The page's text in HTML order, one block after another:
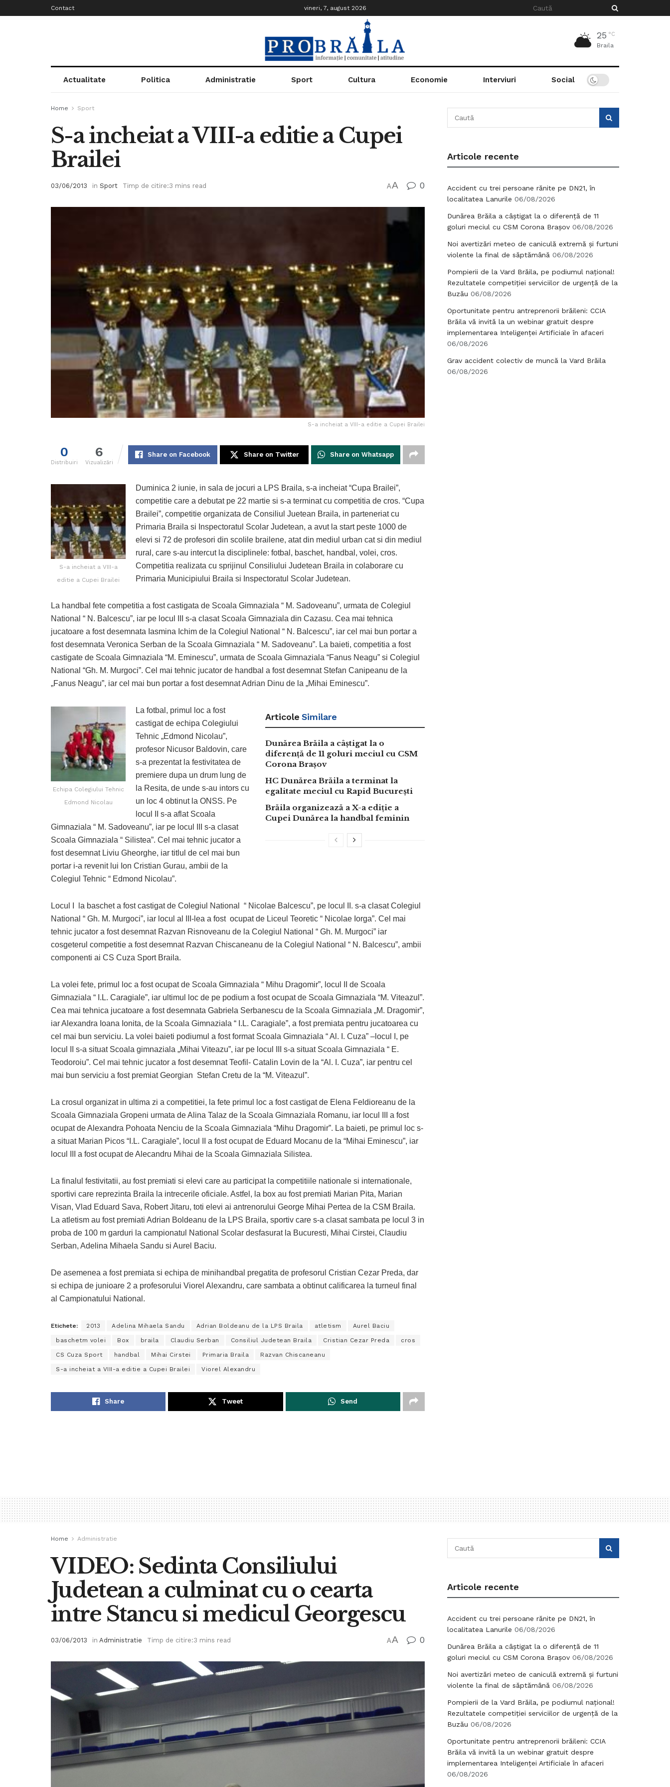
Contact vineri, 7, august 2026
25 °C
Braila
Actualitate Politica Administratie Sport Cultura Economie Interviuri Social
Home Sport
S-a incheiat a VIII-a editie a Cupei
Brailei
03/06/2013 in Sport Timp de citire:3 mins read AA 0
S-a incheiat a VIII-a editie a Cupei Brailei
0
Distribuiri
6
Vizualizări
Share on Facebook Share on Twitter Share on Whatsapp
S-a incheiat a VIII-a
editie a Cupei Brailei
Duminica 2 iunie, in sala de jocuri a LPS Braila, s-a incheiat “Cupa Brailei”,
competitie care a debutat pe 22 martie si s-a terminat cu competitia de cros. “Cupa
Brailei”, competitie organizata de Consiliul Juetean Braila, in parteneriat cu
Primaria Braila si Inspectoratul Scolar Judetean, a avut la start peste 1000 de
elevi si 72 de profesori din scolile brailene, atat din mediul urban cat si din mediul
rural, care s-au intercut la disciplinele: fotbal, baschet, handbal, volei, cros.
Competitia realizata cu sprijinul Consiliului Judetean Braila in colaborare cu
Primaria Municipiului Braila si Inspectoratul Scolar Judetean.
La handbal fete competitia a fost castigata de Scoala Gimnaziala “ M. Sadoveanu”, urmata de Colegiul
National “ N. Balcescu”, iar pe locul III s-a clasat Scoala Gimnaziala din Cazasu. Cea mai tehnica
jucatoare a fost desemnata Iasmina Ichim de la Colegiul National “ N. Balcescu”, iar cel mai bun portar a
fost desemnata Veronica Serban de la Scoala Gimnaziala “ M. Sadoveanu”. La baieti, competitia a fost
castigate de Scoala Gimnaziala “M. Eminescu”, urmata de Scoala Gimnaziala “Fanus Neagu” si Colegiul
National “Gh. M. Murgoci”. Cel mai tehnic jucator de handbal a fost desemnat Stefan Canipeanu de la
„Fanus Neagu”, iar cel mai bun portar a fost desemnat Adrian Dinu de la „Mihai Eminescu”.
Articole Similare
Dunărea Brăila a câștigat la o
diferență de 11 goluri meciul cu CSM
Corona Brașov
HC Dunărea Brăila a terminat la
egalitate meciul cu Rapid București
Brăila organizează a X-a ediție a
Cupei Dunărea la handbal feminin
Echipa Colegiului Tehnic
Edmond Nicolau
La fotbal, primul loc a fost
castigat de echipa Colegiului
Tehnic „Edmond Nicolau”,
profesor Nicusor Baldovin, care
s-a prezentat la festivitatea de
premiere dupa un drum lung de
la Resita, de unde s-au intors cu
un loc 4 obtinut la ONSS. Pe
locul II s-a aflat Scoala
Gimnaziala “ M. Sadoveanu”, iar pe locul III s-a clasat
Scoala Gimnaziala “ Silistea”. Cel mai tehnic jucator a
fost desemnat Liviu Gheorghe, iar titlul de cel mai bun
portar i-a revenit lui Ion Cristian Gurau, ambii de la
Colegiul Tehnic “ Edmond Nicolau”.
Locul I la baschet a fost castigat de Colegiul National “ Nicolae Balcescu”, pe locul II. s-a clasat Colegiul
National “ Gh. M. Murgoci”, iar locul al III-lea a fost ocupat de Liceul Teoretic “ Nicolae Iorga”. Cel mai
tehnic jucator a fost desemnat Razvan Risnoveanu de la Colegiul National “ Gh. M. Murgoci” iar
cosgeterul competitie a fost desemnat Razvan Chiscaneanu de la Colegiul National “ N. Balcescu”, ambii
componenti ai CS Cuza Sport Braila.
La volei fete, primul loc a fost ocupat de Scoala Gimnaziala “ Mihu Dragomir”, locul II de Scoala
Gimnaziala “ I.L. Caragiale”, iar ultimul loc de pe podium a fost ocupat de Scoala Gimnaziala “M. Viteazul”.
Cea mai tehnica jucatoare a fost desemnata Gabriela Serbanescu de la Scoala Gimnaziala „M. Dragomir”,
iar Alexandra Ioana Ionita, de la Scoala Gimnaziala “ I.L. Caragiale”, a fost premiata pentru jucatoarea cu
cel mai bun serviciu. La volei baieti podiumul a fost format Scoala Gimnaziala “ Al. I. Cuza” –locul I, pe
locul II s-a situat Scoala gimnaziala „Mihai Viteazu”, iar pe locul III s-a situat Scoala Gimnaziala “ E.
Teodoroiu”. Cel mai tehnic jucator a fost desemnat Teofil- Catalin Lovin de la “Al. I. Cuza”, iar pentru cel
mai bun serviciu a fost premiat Georgian Stefan Cretu de la “M. Viteazul”.
La crosul organizat in ultima zi a competitiei, la fete primul loc a fost castigat de Elena Feldioreanu de la
Scoala Gimnaziala Gropeni urmata de Alina Talaz de la Scoala Gimnaziala Romanu, iar locul III a fost
ocupat de Alexandra Pohoata Nenciu de la Scoala Gimnaziala “Mihu Dragomir”. La baieti, pe primul loc s-
a situat Marian Picos “I.L. Caragiale”, locul II a fost ocupat de Eduard Mocanu de la “Mihai Eminescu”, iar
locul III a fost ocupat de Alecandru Mihai de la Scoala Gimnaziala Silistea.
La finalul festivitatii, au fost premiati si elevi care au participat la competitiile nationale si internationale,
sportivi care reprezinta Braila la intrecerile oficiale. Astfel, la box au fost premiati Marian Pita, Marian
Visan, Vlad Eduard Sava, Robert Jitaru, toti elevi ai antrenorului George Mihai Pertea de la CSM Braila.
La atletism au fost premiati Adrian Boldeanu de la LPS Braila, sportiv care s-a clasat sambata pe locul 3 in
proba de 100 m garduri la campionatul National Scolar desfasurat la Bucuresti, Mihai Cirstei, Claudiu
Serban, Adelina Mihaela Sandu si Aurel Baciu.
De asemenea a fost premiata si echipa de minihandbal pregatita de profesorul Cristian Cezar Preda, dar
si echipa de junioare 2 a profesorului Viorel Alexandru, care sambata a obtinut calificarea la turneul final
al Campionatului National.
Etichete: 2013 Adelina Mihaela Sandu Adrian Boldeanu de la LPS Braila atletism Aurel Baciu
baschetm volei Box braila Claudiu Serban Consiliul Judetean Braila Cristian Cezar Preda cros
CS Cuza Sport handbal Mihai Cirstei Primaria Braila Razvan Chiscaneanu
S-a incheiat a VIII-a editie a Cupei Brailei Viorel Alexandru
Share Tweet Send
Articole recente
Accident cu trei persoane rănite pe DN21, în
localitatea Lanurile 06/08/2026
Dunărea Brăila a câștigat la o diferență de 11
goluri meciul cu CSM Corona Brașov 06/08/2026
Noi avertizări meteo de caniculă extremă și furtuni
violente la final de săptămână 06/08/2026
Pompierii de la Vard Brăila, pe podiumul național!
Rezultatele competiției serviciilor de urgență de la
Buzău 06/08/2026
Oportunitate pentru antreprenorii brăileni: CCIA
Brăila vă invită la un webinar gratuit despre
implementarea Inteligenței Artificiale în afaceri
06/08/2026
Grav accident colectiv de muncă la Vard Brăila
06/08/2026
Home Administratie
VIDEO: Sedinta Consiliului
Judetean a culminat cu o cearta
intre Stancu si medicul Georgescu
03/06/2013 in Administratie Timp de citire:3 mins read AA 0
Articole recente
Accident cu trei persoane rănite pe DN21, în
localitatea Lanurile 06/08/2026
Dunărea Brăila a câștigat la o diferență de 11
goluri meciul cu CSM Corona Brașov 06/08/2026
Noi avertizări meteo de caniculă extremă și furtuni
violente la final de săptămână 06/08/2026
Pompierii de la Vard Brăila, pe podiumul național!
Rezultatele competiției serviciilor de urgență de la
Buzău 06/08/2026
Oportunitate pentru antreprenorii brăileni: CCIA
Brăila vă invită la un webinar gratuit despre
implementarea Inteligenței Artificiale în afaceri
06/08/2026